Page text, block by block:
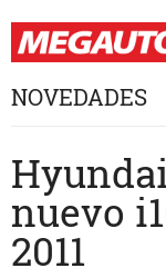
NOVEDADES
nuevo
2011